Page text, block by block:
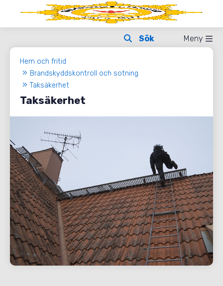
Meny
Hem och fritid
Brandskyddskontroll och sotning
Taksäkerhet
Taksäkerhet